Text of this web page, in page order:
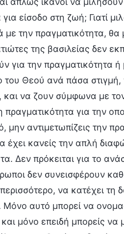
είσοδο στη ζωή; Γιατί
με την πραγματικότητα,
της βασιλείας δεν
για την πραγματικότητα
του Θεού ανά πάσα
και να ζουν σύμφωνα με
για την
αντιμετωπίζεις την
κανείς την απλή
Δεν πρόκειται για το
δεν συνεισφέρουν
να κατέχει τη
αυτό μπορεί να
μόνο επειδή μπορείς να